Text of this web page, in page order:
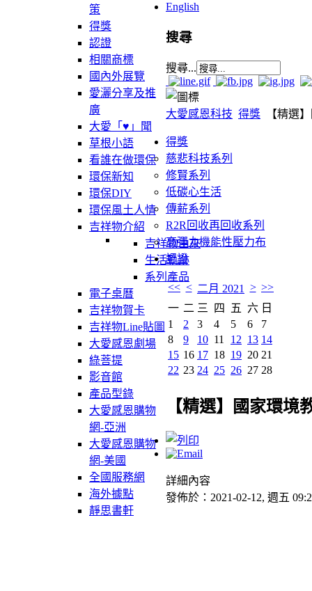
策
得獎
認證
相關商標
國內外展覽
愛灑分享及推
廣
大愛「♥」聞
草根小語
看誰在做環保
環保新知
環保DIY
環保風土人情
吉祥物介紹
吉祥物由來
生活軌跡
系列產品
電子桌曆
吉祥物賀卡
吉祥物Line貼圖
大愛感恩劇場
綠菩提
影音館
產品型錄
大愛感恩購物
網-亞洲
大愛感恩購物
網-美國
全國服務網
海外據點
靜思書軒
English
搜尋
搜尋...
大愛感恩科技 得獎 【精選
得獎
慈悲科技系列
修賢系列
低碳心生活
傳薪系列
R2R回收再回收系列
高彈力機能性壓力布
認證
<< < 二月 2021 > >>
一 二 三 四 五 六 日
1
2 3 4 5 6
7
8
9 10 11 12 13 14
15 16 17 18 19 20 21
22 23 24 25 26 27 28
【精選】國家環境
詳細內容
發佈於：2021-02-12, 週五